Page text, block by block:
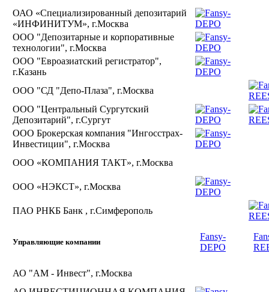
ОАО «Специализированный депозитарий
«ИНФИНИТУМ», г.Москва
ООО "Депозитарные и корпоративные
технологии", г.Москва
ООО "Евроазиатский регистратор",
г.Казань
ООО "СД "Депо-Плаза", г.Москва
ООО "Центральный Сургутский
Депозитарий", г.Сургут
ООО Брокерская компания "Ингосстрах-
Инвестиции", г.Москва
ООО «КОМПАНИЯ ТАКТ», г.Москва
ООО «НЭКСТ», г.Москва
ПАО РНКБ Банк , г.Симферополь
Управляющие компании
Fansy-
DEPO
АО "АМ - Инвест", г.Москва